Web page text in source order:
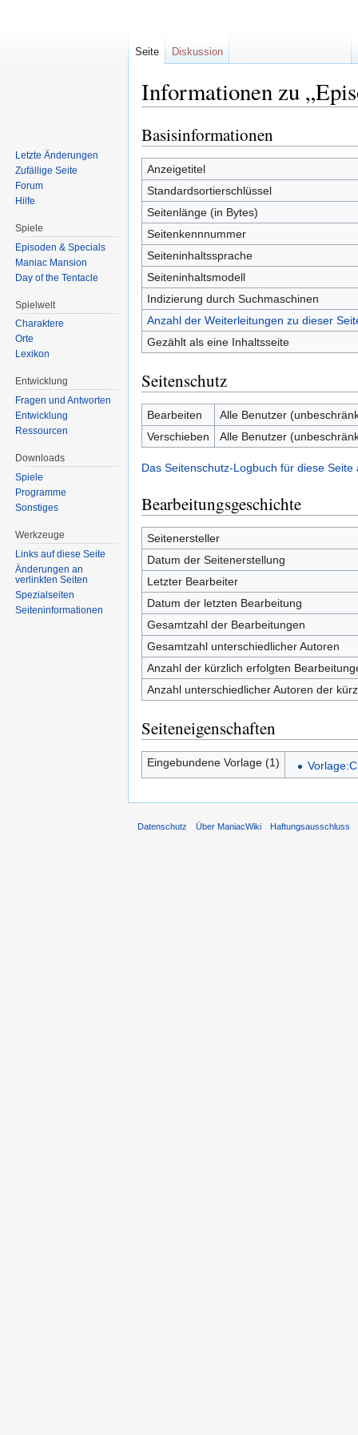
Informationen zu
Zur
Navigation
springen
Zur
Suche
springen
Basisinformationen
Anzeigetitel
Standardsortierschlüssel
Seitenlänge (in Bytes)
Seitenkennnummer
Seiteninhaltssprache
Seiteninhaltsmodell
Indizierung durch Suchmaschinen
Anzahl der Weiterleitungen zu dieser
Gezählt als eine Inhaltsseite
Seitenschutz
Bearbeiten
Alle Benutzer
Verschieben
Alle Benutzer
Das Seitenschutz-Logbuch für diese Seite
Bearbeitungsgeschichte
Seitenersteller
Datum der Seitenerstellung
Letzter Bearbeiter
Datum der letzten Bearbeitung
Gesamtzahl der Bearbeitungen
Gesamtzahl unterschiedlicher Autoren
Anzahl der kürzlich erfolgten
Anzahl unterschiedlicher Autoren der
Seiteneigenschaften
Eingebundene Vorlage (1)
Seite Diskussion
Letzte Änderungen
Zufällige Seite
Forum
Hilfe
Spiele
Episoden & Specials
Maniac Mansion
Day of the Tentacle
Spielwelt
Charaktere
Orte
Lexikon
Entwicklung
Fragen und Antworten
Entwicklung
Ressourcen
Downloads
Spiele
Programme
Sonstiges
Werkzeuge
Links auf diese Seite
Änderungen an
verlinkten Seiten
Spezialseiten
Seiten­informationen
Datenschutz Über ManiacWiki Haftungsausschluss